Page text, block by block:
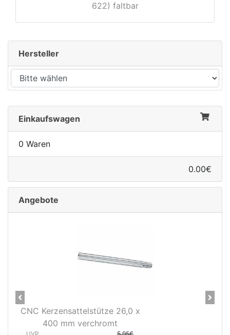
622) faltbar
Hersteller
Einkaufswagen
0 Waren
0.00€
Angebote
CNC Kerzensattelstütze 25.8 x
400 mm verchromt
Previous Next